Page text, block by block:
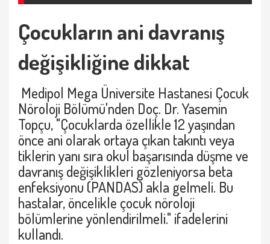
Çocukların ani davranış
değişikliğine dikkat
Medipol Mega Üniversite Hastanesi Çocuk
Nöroloji Bölümü'nden Doç. Dr. Yasemin
Topçu, "Çocuklarda özellikle 12 yaşından
önce ani olarak ortaya çıkan takıntı veya
tiklerin yanı sıra okul başarısında düşme ve
davranış değişiklikleri gözleniyorsa beta
enfeksiyonu (PANDAS) akla gelmeli. Bu
hastalar, öncelikle çocuk nöroloji
bölümlerine yönlendirilmeli." ifadelerini
kullandı.